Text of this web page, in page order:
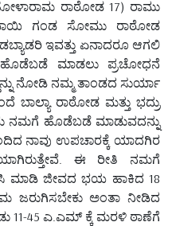
ರಾಠೋಡ 17) ರಾಮು
ಗಂಡ ಸೋಮು ರಾಠೋಡ
ಇವತ್ತು ಏನಾದರೂ ಆಗಲಿ
ಹೊಡೆಬಡೆ ಮಾಡಲು ಪ್ರಚೋಧನೆ
ನೋಡಿ ನಮ್ಮ ತಾಂಡದ ಸುರ್ಯಾ
ರಾಠೋಡ ಮತ್ತು ಭದ್ರು
ನಮಗೆ ಹೊಡೆಬಡೆ ಮಾಡುವದನ್ನು
ನಾವು ಉಪಚಾರಕ್ಕೆ ಯಾದಗಿರ
ಈ ರೀತಿ ನಮಗೆ
ಮಾಡಿ ಜೀವದ ಭಯ ಹಾಕಿದ 18
ಜರುಗಿಸಬೇಕು ಅಂತಾ ನೀಡಿದ
11-45 ಎ.ಎಮ್ ಕ್ಕೆ ಮರಳಿ ಠಾಣೆಗೆ